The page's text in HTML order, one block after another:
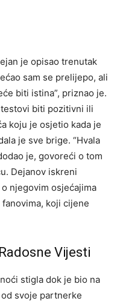
je opisao trenutak
sam se prelijepo, ali
biti istina”, priznao je.
biti pozitivni ili
koju je osjetio kada je
je sve brige. “Hvala
je, govoreći o tom
Dejanov iskreni
njegovim osjećajima
koji cijene
Vijesti
stigla dok je bio na
svoje partnerke